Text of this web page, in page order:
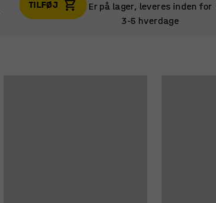
TILFØJ
Er på lager, leveres inden for
3‑5 hverdage